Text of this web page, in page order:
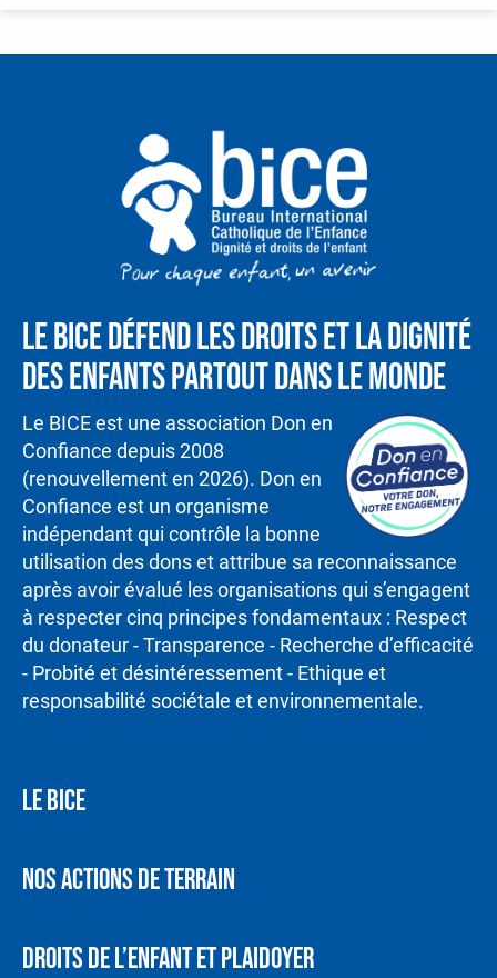
Le BICE défend les droits et la dignité
des enfants partout dans le monde
Le BICE est une association Don en
Confiance depuis 2008
(renouvellement en 2026). Don en
Confiance est un organisme
indépendant qui contrôle la bonne
utilisation des dons et attribue sa reconnaissance
après avoir évalué les organisations qui s’engagent
à respecter cinq principes fondamentaux : Respect
du donateur - Transparence - Recherche d’efficacité
- Probité et désintéressement - Ethique et
responsabilité sociétale et environnementale.
LE BICE
NOS ACTIONS DE TERRAIN
DROITS DE L’ENFANT ET PLAIDOYER